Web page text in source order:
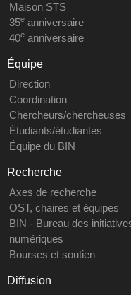
Maison STS
35eanniversaire
40eanniversaire
Équipe
Direction
Coordination
Chercheurs/chercheuses
Étudiants/étudiantes
Équipe du BIN
Recherche
Axes de recherche
OST, chaires et équipes
BIN - Bureau des
numériques
Bourses et soutien
Diffusion